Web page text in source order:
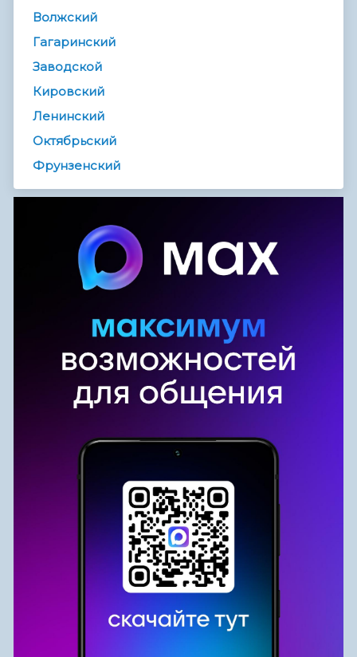
Волжский
Гагаринский
Заводской
Кировский
Ленинский
Октябрьский
Фрунзенский